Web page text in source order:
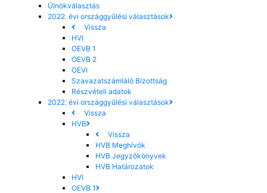
Ülnökválasztás
2022. évi országgyűlési választások
Vissza
HVI
OEVB 1
OEVB 2
OEVI
Szavazatszámláló Bizottság
Részvételi adatok
2022. évi országgyűlési választások
Vissza
HVB
Vissza
HVB Meghívók
HVB Jegyzőkönyvek
HVB Határozatok
HVI
OEVB 1